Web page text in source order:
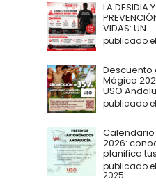
LA DESIDIA
VIDAS: UN ...
publicado
Descuento
Mágica
USO
publicado
2026:
planifica
publicado
2025